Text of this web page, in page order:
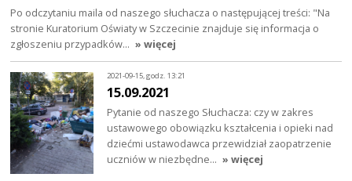
Po odczytaniu maila od naszego słuchacza o następującej treści: "Na
stronie Kuratorium Oświaty w Szczecinie znajduje się informacja o
zgłoszeniu przypadków… » więcej
2021-09-15, godz. 13:21
15.09.2021
Pytanie od naszego Słuchacza: czy w zakres
ustawowego obowiązku kształcenia i opieki nad
dziećmi ustawodawca przewidział zaopatrzenie
uczniów w niezbędne… » więcej